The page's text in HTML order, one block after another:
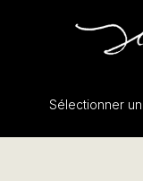
Sélectionner